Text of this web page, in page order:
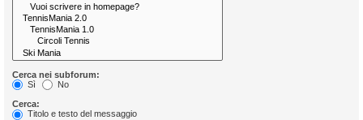
Cerca nei subforum:
Sì
No
Cerca:
Titolo e testo del messaggio